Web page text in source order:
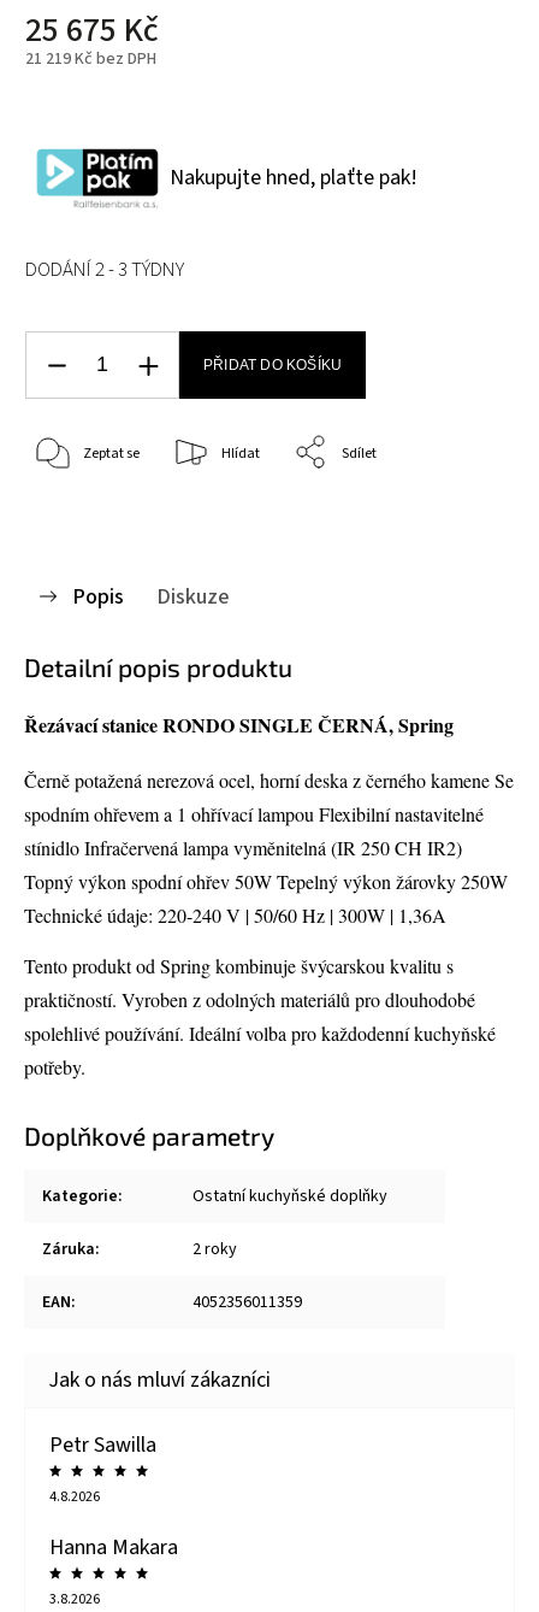
25 675 Kč
21 219 Kč bez DPH
Nakupujte hned, plaťte pak!
DODÁNÍ 2 - 3 TÝDNY
PŘIDAT DO KOŠÍKU
Zeptat se Hlídat Sdílet
Popis Diskuze
Detailní popis produktu
Řezávací stanice RONDO SINGLE ČERNÁ, Spring
Černě potažená nerezová ocel, horní deska z černého kamene Se
spodním ohřevem a 1 ohřívací lampou Flexibilní nastavitelné
stínidlo Infračervená lampa vyměnitelná (IR 250 CH IR2)
Topný výkon spodní ohřev 50W Tepelný výkon žárovky 250W
Technické údaje: 220-240 V | 50/60 Hz | 300W | 1,36A
Tento produkt od Spring kombinuje švýcarskou kvalitu s
praktičností. Vyroben z odolných materiálů pro dlouhodobé
spolehlivé používání. Ideální volba pro každodenní kuchyňské
potřeby.
Doplňkové parametry
Kategorie: Ostatní kuchyňské doplňky
Záruka: 2 roky
EAN: 4052356011359
Petr Sawilla
4.8.2026
Hanna Makara
3.8.2026